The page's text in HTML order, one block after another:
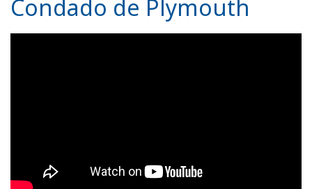
Condado de Plymouth